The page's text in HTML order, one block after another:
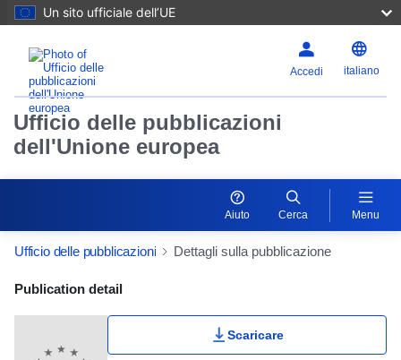
Un sito ufficiale dell’UE
Accedi italiano
Ufficio delle pubblicazioni
dell'Unione europea
Aiuto Cerca Menu
Ufficio delle pubblicazioni Dettagli sulla pubblicazione
Publication Detail Actions Portlet
Publication detail
Scaricare